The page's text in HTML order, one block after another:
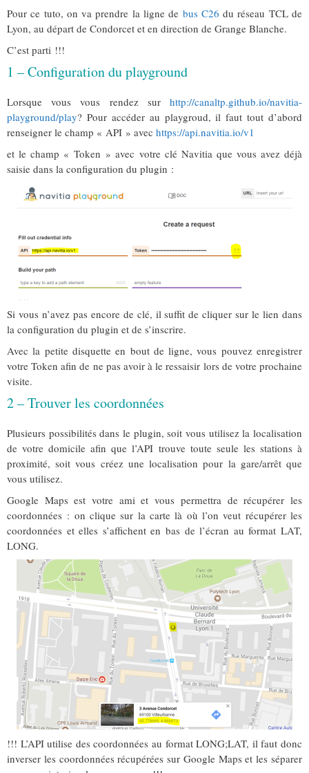
Pour ce tuto, on va prendre la ligne de bus C26 du réseau TCL de
Lyon, au départ de Condorcet et en direction de Grange Blanche.
C’est parti !!!
1 – Configuration du playground
Lorsque vous vous rendez sur http://canaltp.github.io/navitia-
playground/play? Pour accéder au playgroud, il faut tout d’abord
renseigner le champ « API » avec https://api.navitia.io/v1
et le champ « Token » avec votre clé Navitia que vous avez déjà
saisie dans la configuration du plugin :
Si vous n’avez pas encore de clé, il suffit de cliquer sur le lien dans
la configuration du plugin et de s’inscrire.
Avec la petite disquette en bout de ligne, vous pouvez enregistrer
votre Token afin de ne pas avoir à le ressaisir lors de votre prochaine
visite.
2 – Trouver les coordonnées
Plusieurs possibilités dans le plugin, soit vous utilisez la localisation
de votre domicile afin que l’API trouve toute seule les stations à
proximité, soit vous créez une localisation pour la gare/arrêt que
vous utilisez.
Google Maps est votre ami et vous permettra de récupérer les
coordonnées : on clique sur la carte là où l’on veut récupérer les
coordonnées et elles s’affichent en bas de l’écran au format LAT,
LONG.
!!! L’API utilise des coordonnées au format LONG;LAT, il faut donc
inverser les coordonnées récupérées sur Google Maps et les séparer